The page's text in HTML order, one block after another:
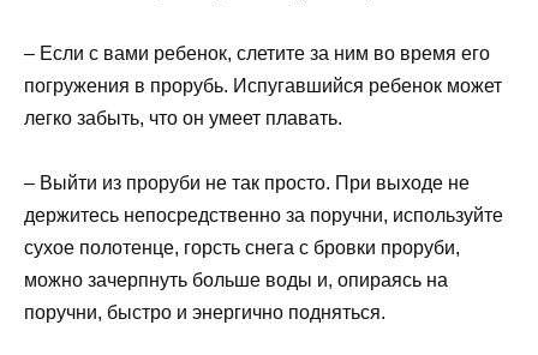
– Если с вами ребенок, слетите за ним во время его
погружения в прорубь. Испугавшийся ребенок может
легко забыть, что он умеет плавать.
– Выйти из проруби не так просто. При выходе не
держитесь непосредственно за поручни, используйте
сухое полотенце, горсть снега с бровки проруби,
можно зачерпнуть больше воды и, опираясь на
поручни, быстро и энергично подняться.